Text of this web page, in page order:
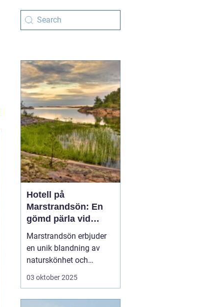
Hotell på
Marstrandsön: En
gömd pärla vid
västkusten
Marstrandsön erbjuder
en unik blandning av
naturskönhet och
historisk charm, och är
03 oktober 2025